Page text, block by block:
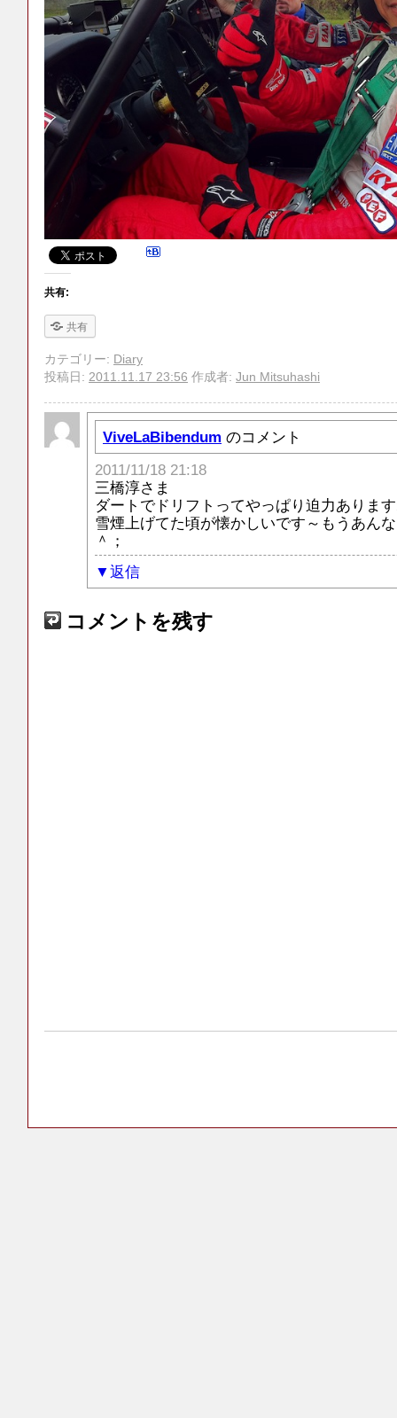
共有:
共有
カテゴリー: Diary
投稿日: 2011.11.17 23:56 作成者: Jun Mitsuhashi
ViveLaBibendum のコメント
2011/11/18 21:18
三橋淳さま
ダートでドリフトってやっぱり迫力ありま
雪煙上げてた頃が懐かしいです～もうあん
＾；
返信
コメントを残す